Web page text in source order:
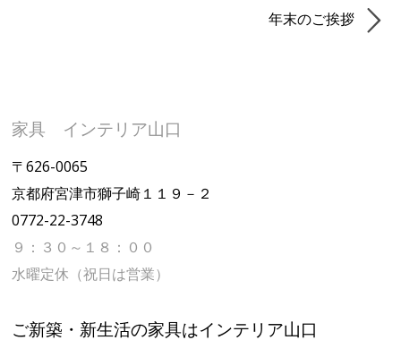
年末のご挨拶
家具 インテリア山口
〒626-0065
京都府宮津市獅子崎１１９－２
0772-22-3748
９：３０～１８：００
水曜定休（祝日は営業）
ご新築・新生活の家具はインテリア山口